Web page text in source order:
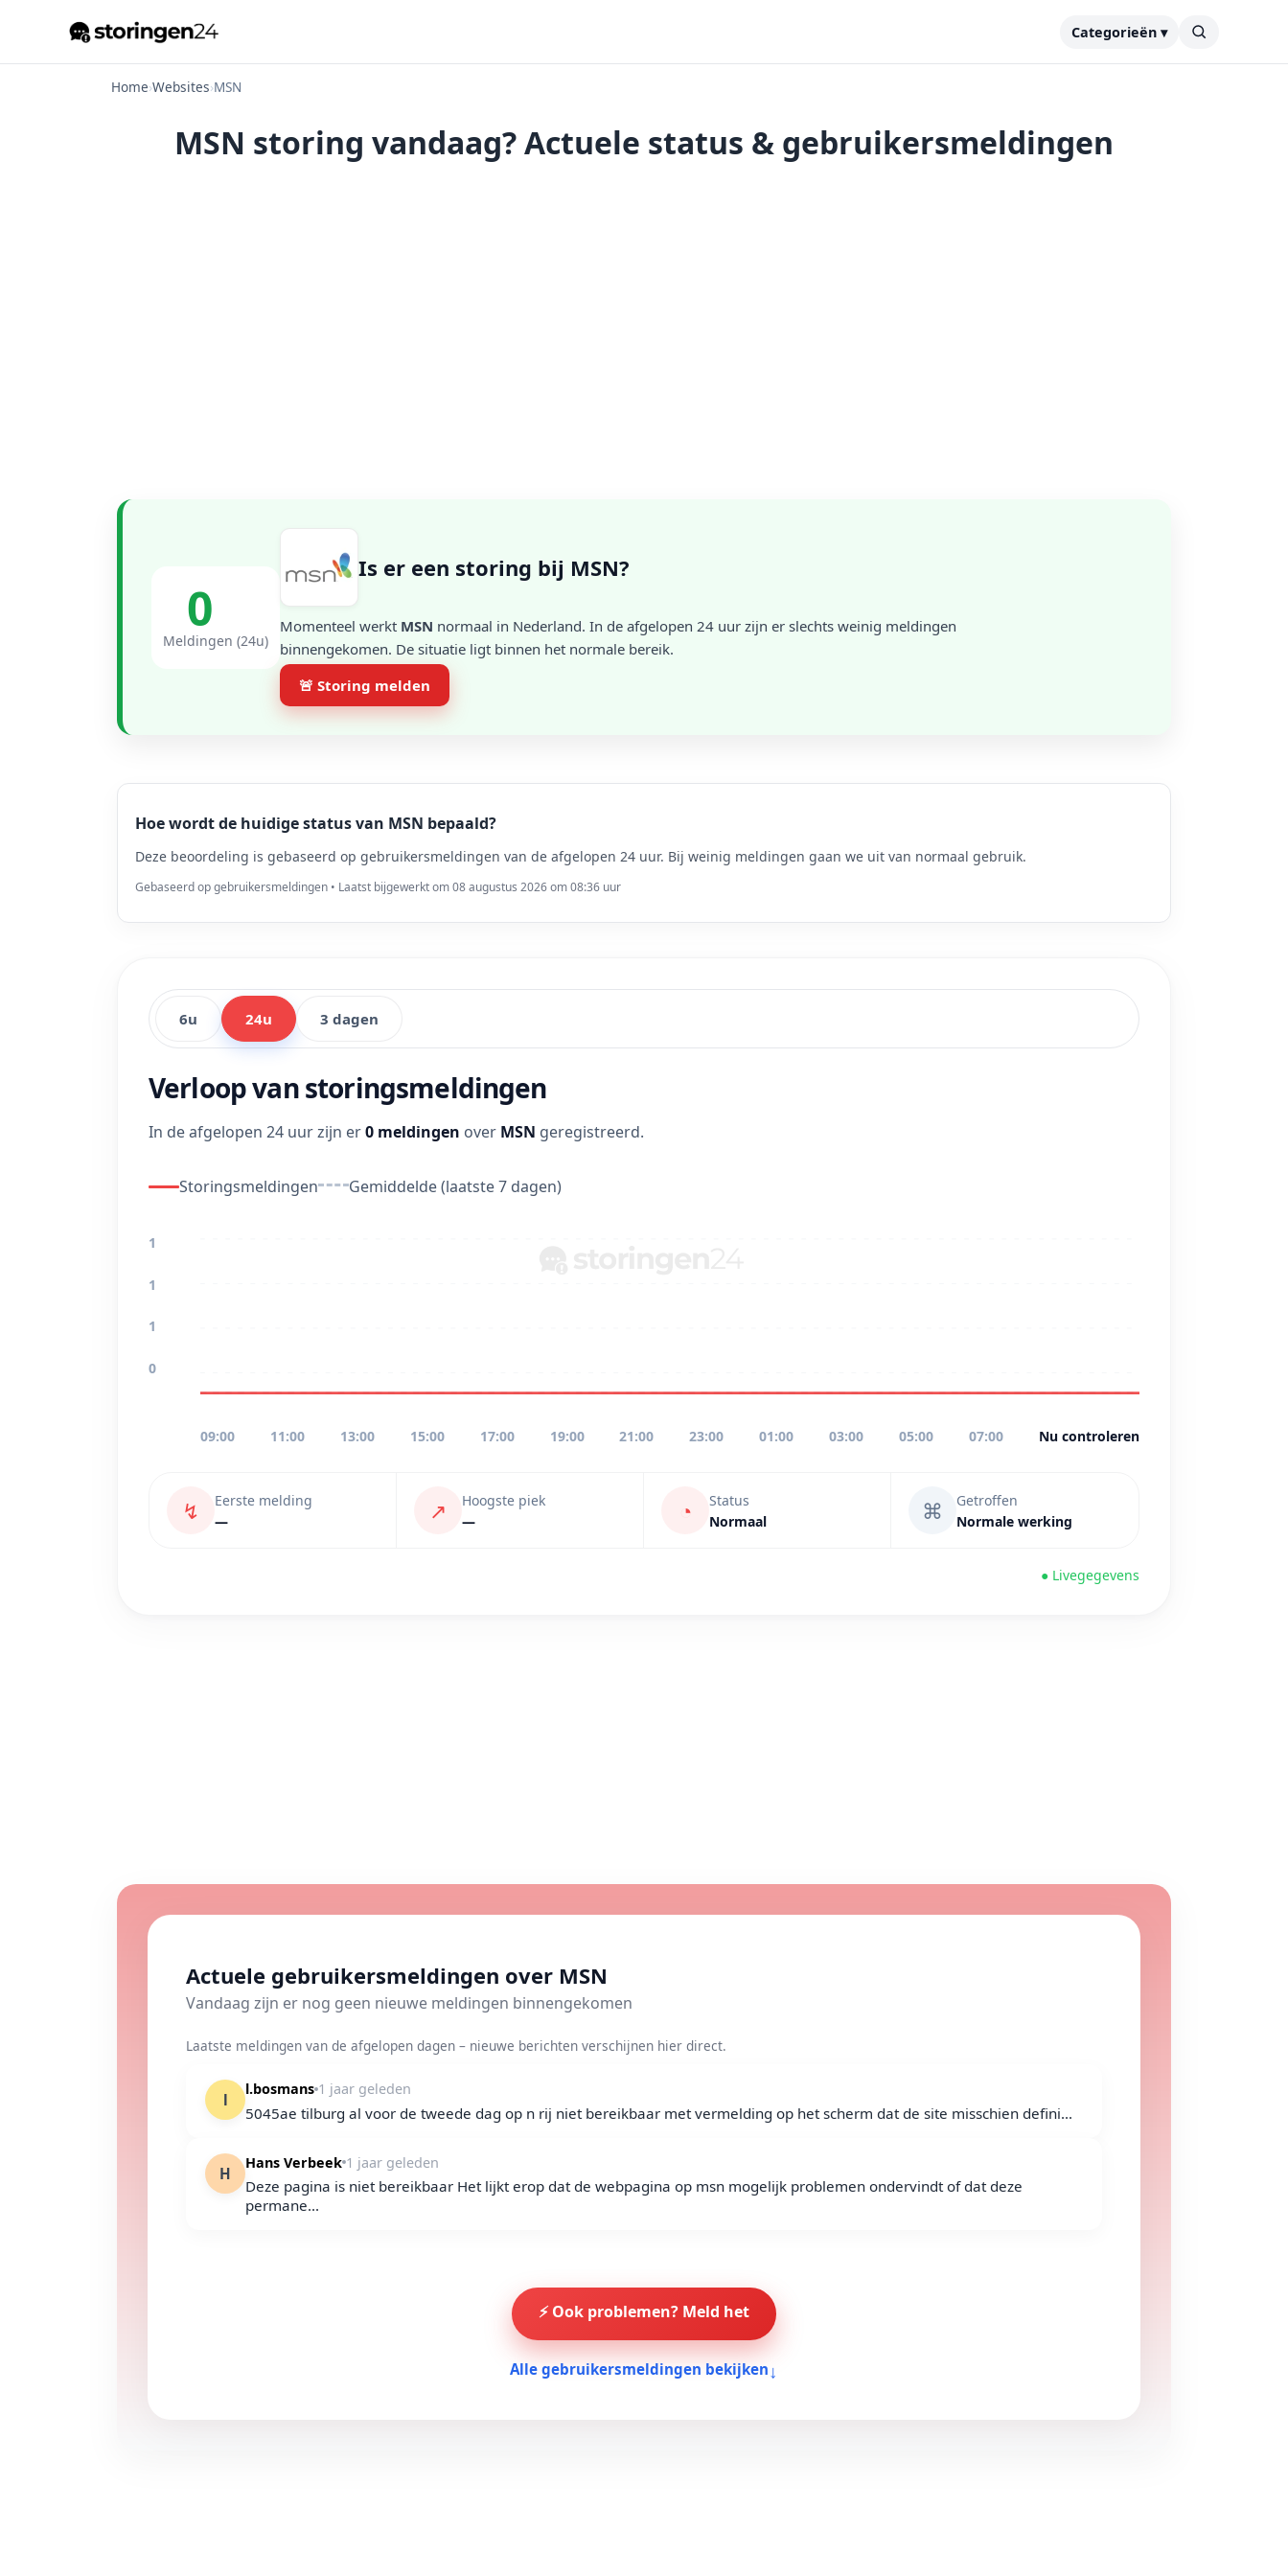
Categorieën ▾
Home›Websites›MSN
MSN storing vandaag? Actuele status & gebruikersmeldingen
0
Meldingen (24u)
Is er een storing bij MSN?
Momenteel werkt MSN normaal in Nederland. In de afgelopen 24 uur zijn er slechts weinig meldingen
binnengekomen. De situatie ligt binnen het normale bereik.
🚨 Storing melden
Hoe wordt de huidige status van MSN bepaald?
Deze beoordeling is gebaseerd op gebruikersmeldingen van de afgelopen 24 uur. Bij weinig meldingen gaan we uit van normaal gebruik.
Gebaseerd op gebruikersmeldingen • Laatst bijgewerkt om 08 augustus 2026 om 08:36 uur
6u 24u 3 dagen
Verloop van storingsmeldingen
In de afgelopen 24 uur zijn er0 meldingen over MSN geregistreerd.
Storingsmeldingen Gemiddelde (laatste 7 dagen)
1
1
1
0
09:00 11:00 13:00 15:00 17:00 19:00 21:00 23:00 01:00 03:00 05:00 07:00 Nu controleren
↯
Eerste melding
—
↗
Hoogste piek
—
◔
Status
Normaal
⌘
Getroffen
Normale werking
● Livegegevens
Actuele gebruikersmeldingen over MSN
Vandaag zijn er nog geen nieuwe meldingen binnengekomen
Laatste meldingen van de afgelopen dagen – nieuwe berichten verschijnen hier direct.
l
l.bosmans 1 jaar geleden
5045ae tilburg al voor de tweede dag op n rij niet bereikbaar met vermelding op het scherm dat de site misschien defini...
H
Hans Verbeek 1 jaar geleden
Deze pagina is niet bereikbaar Het lijkt erop dat de webpagina op msn mogelijk problemen ondervindt of dat deze
permane...
⚡ Ook problemen? Meld het
Alle gebruikersmeldingen bekijken↓